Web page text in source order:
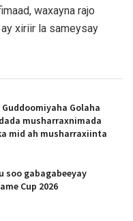
waxayna rajo
xiriir la sameysay
Golaha
musharraxnimada
mid ah musharraxiinta
soo gabagabeeyay
Cup 2026